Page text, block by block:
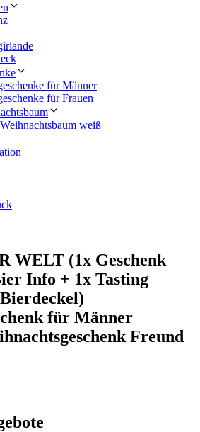
für Männer
für Frauen
weiß
WELT (1x Geschenk
Info + 1x Tasting
für Männer
Freund